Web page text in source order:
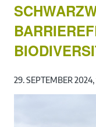
29. SEPTEMBER